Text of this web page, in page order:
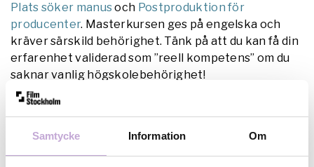
Samtycke Information Om
Plats söker manusoch Postproduktion för
producenter. Masterkursen ges på engelska och
kräver särskild behörighet. Tänk på att du kan få din
erfarenhet validerad som ”reell kompetens” om du
saknar vanlig högskolebehörighet!